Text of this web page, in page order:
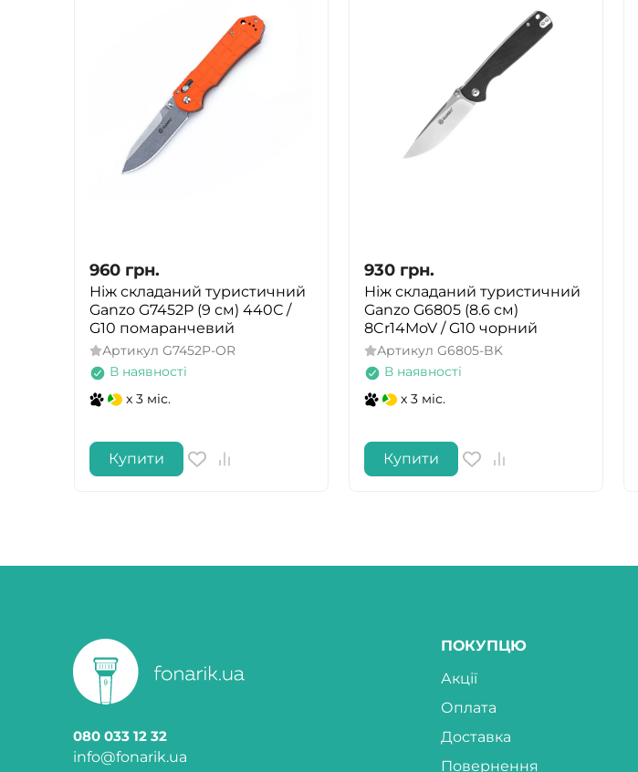
960 грн.
Ніж складаний туристичний
Ganzo G7452P (9 см) 440С /
G10 помаранчевий
Артикул G7452P-OR
В наявності
x 3 міс.
Купити
930 грн.
Ніж складаний туристичний
Ganzo G6805 (8.6 см)
8Cr14MoV / G10 чорний
Артикул G6805-BK
В наявності
x 3 міс.
Купити
080 033 12 32
info@fonarik.ua
ПОКУПЦЮ
Акції
Оплата
Доставка
Повернення